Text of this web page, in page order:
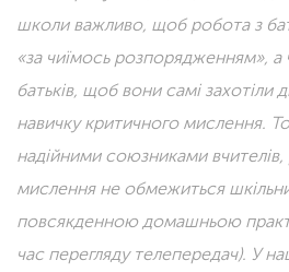
школи важливо, щоб робота з
«за чиїмось розпорядженням», а
батьків, щоб вони самі захотіли
навичку критичного мислення.
надійними союзниками
мислення не обмежиться
повсякденною домашньою
час перегляду телепередач). У